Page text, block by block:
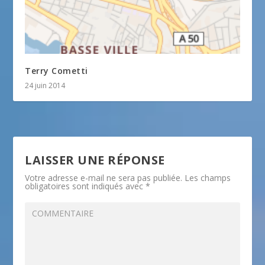
Terry Cometti
24 juin 2014
LAISSER UNE RÉPONSE
Votre adresse e-mail ne sera pas publiée. Les champs
obligatoires sont indiqués avec*